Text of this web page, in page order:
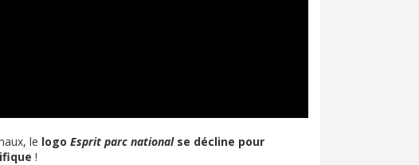
le logo Esprit parc national se décline pour
!